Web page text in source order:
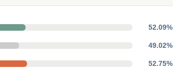
52.09%
49.02%
52.75%